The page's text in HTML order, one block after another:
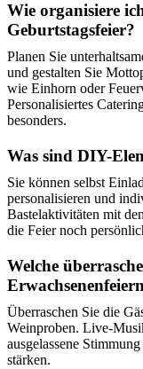
Wie organisiere
Geburtstagsfeier?
Planen Sie
und gestalten Sie
wie Einhorn oder
Personalisiertes
besonders.
Was sind DIY-
Sie können selbst
personalisieren und
Bastelaktivitäten mit
die Feier noch
Welche
Überraschen Sie die
Weinproben. Live-
ausgelassene
stärken.